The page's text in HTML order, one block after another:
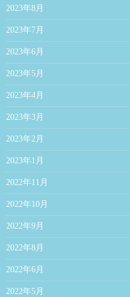
2023年8月
2023年7月
2023年6月
2023年5月
2023年4月
2023年3月
2023年2月
2023年1月
2022年11月
2022年10月
2022年9月
2022年8月
2022年6月
2022年5月